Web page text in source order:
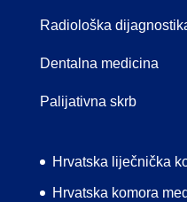
Radiološka
Dentalna medicina
Palijativna skrb
Hrvatska liječnička
Hrvatska komora